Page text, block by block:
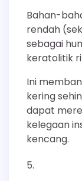
Bahan-
rendah
sebagai
keratolitik
Ini
kering
dapat
kelegaan
kencang.